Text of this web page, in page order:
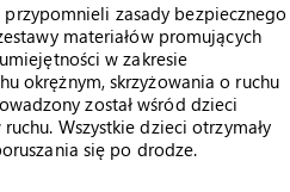
zasady bezpiecznego
materiałów promujących
w zakresie
okrężnym, skrzyżowania o ruchu
został wśród dzieci
Wszystkie dzieci otrzymały
się po drodze.